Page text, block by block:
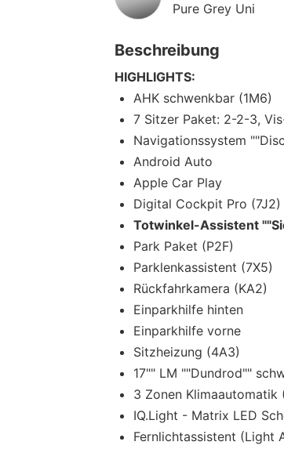
Pure Grey Uni
Beschreibung
HIGHLIGHTS:
AHK schwenkbar (1M6)
7 Sitzer Paket: 2-2-3,
Navigationssystem
Android Auto
Apple Car Play
Digital Cockpit Pro (7J2)
Totwinkel-Assistent
Park Paket (P2F)
Parklenkassistent (7X5)
Rückfahrkamera (KA2)
Einparkhilfe hinten
Einparkhilfe vorne
Sitzheizung (4A3)
17"" LM ""Dundrod""
3 Zonen Klimaautomatik
IQ.Light - Matrix LED
Fernlichtassistent (Light